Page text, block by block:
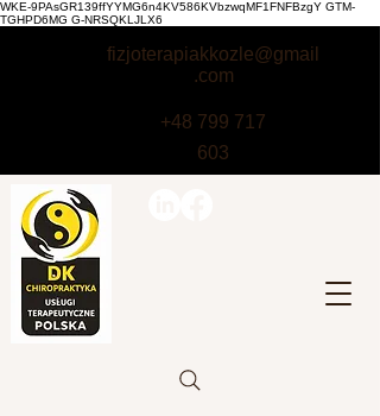
WKE-9PAsGR139ffYYMG6n4KV586KVbzwqMF1FNFBzgY GTM-
TGHPD6MG G-NRSQKLJLX6
fizjoterapiakkozle@gmail
.com
+48 799 717
603